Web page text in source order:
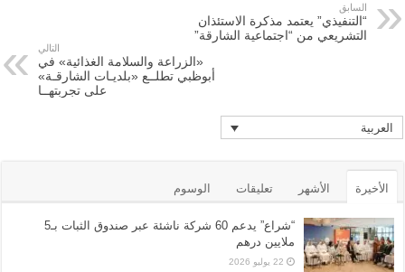
السابق
“التنفيذي” يعتمد مذكرة الاستئذان
التشريعي من “اجتماعية الشارقة”
التالي
«الزراعة والسلامة الغذائية» في
أبوظبي تطلــع «بلديـات الشارقـة»
على تجربتهــا
العربية
الأخيرة الأشهر تعليقات الوسوم
“شراع” يدعم 60 شركة ناشئة عبر صندوق الثبات بـ5
ملايين درهم
22 يوليو 2026